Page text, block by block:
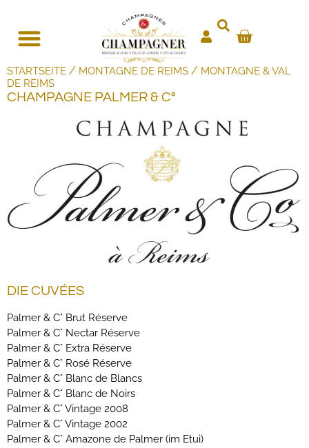
STARTSEITE / MONTAGNE DE REIMS / MONTAGNE & VAL
DE REIMS
CHAMPAGNE PALMER & C°
DIE CUVÉES
Palmer & C° Brut Réserve
Palmer & C° Nectar Réserve
Palmer & C° Extra Réserve
Palmer & C° Rosé Réserve
Palmer & C° Blanc de Blancs
Palmer & C° Blanc de Noirs
Palmer & C° Vintage 2008
Palmer & C° Vintage 2002
Palmer & C° Amazone de Palmer (im Etui)